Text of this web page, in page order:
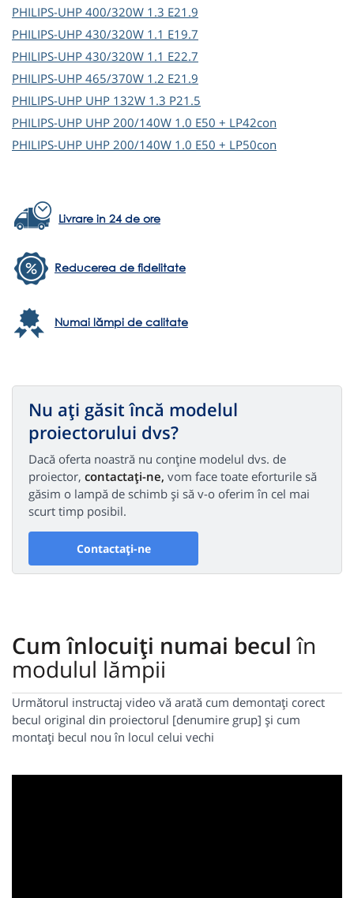
PHILIPS-UHP 400/320W 1.3 E21.9
PHILIPS-UHP 430/320W 1.1 E19.7
PHILIPS-UHP 430/320W 1.1 E22.7
PHILIPS-UHP 465/370W 1.2 E21.9
PHILIPS-UHP UHP 132W 1.3 P21.5
PHILIPS-UHP UHP 200/140W 1.0 E50 + LP42con
PHILIPS-UHP UHP 200/140W 1.0 E50 + LP50con
Livrare in 24 de ore
Reducerea de fidelitate
Numai lămpi de calitate
Nu ați găsit încă modelul
proiectorului dvs?
Dacă oferta noastră nu conține modelul dvs. de
proiector, contactați-ne, vom face toate eforturile să
găsim o lampă de schimb și să v-o oferim în cel mai
scurt timp posibil.
Contactați-ne
Cum înlocuiți numai beculîn
modulul lămpii
Următorul instructaj video vă arată cum demontați corect
becul original din proiectorul [denumire grup] și cum
montați becul nou în locul celui vechi